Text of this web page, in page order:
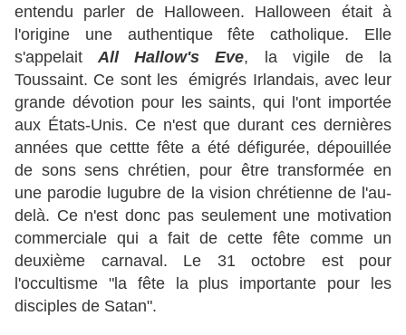
entendu parler de Halloween. Halloween était à
l'origine une authentique fête catholique. Elle
s'appelaitAll Hallow's Eve, la vigile de la
Toussaint. Ce sont les émigrés Irlandais, avec leur
grande dévotion pour les saints, qui l'ont importée
aux États-Unis. Ce n'est que durant ces dernières
années que cettte fête a été défigurée, dépouillée
de sons sens chrétien, pour être transformée en
une parodie lugubre de la vision chrétienne de l'au-
delà. Ce n'est donc pas seulement une motivation
commerciale qui a fait de cette fête comme un
deuxième carnaval. Le 31 octobre est pour
l'occultisme "la fête la plus importante pour les
disciples de Satan".